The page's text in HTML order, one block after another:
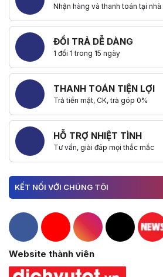
Nhận hàng và thanh toán tại nhà
ĐỔI TRẢ DỄ DÀNG
1 đổi 1 trong 15 ngày
THANH TOÁN TIỆN LỢI
Trả tiền mặt, CK, trả góp 0%
HỖ TRỢ NHIỆT TÌNH
Tư vấn, giải đáp mọi thắc mắc
KẾT NỐI VỚI CHÚNG TÔI
Hacom Facebook
Hacom YouTube
Hacom Hacom
Website thành viên